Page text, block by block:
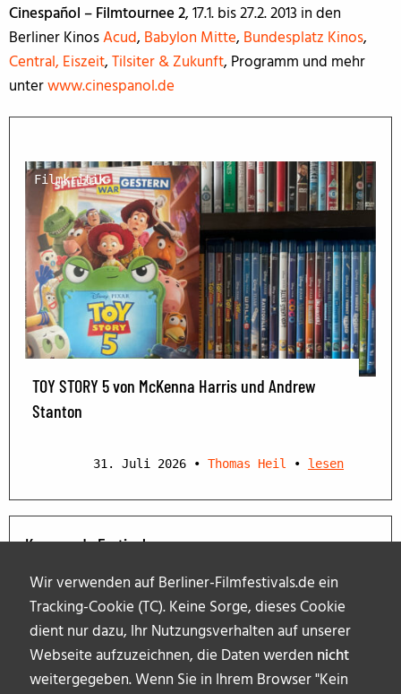
Wir verwenden auf Berliner-Filmfestivals.de ein
Tracking-Cookie (TC). Keine Sorge, dieses Cookie
dient nur dazu, Ihr Nutzungsverhalten auf unserer
Webseite aufzuzeichnen, die Daten werden nicht
weitergegeben. Wenn Sie in Ihrem Browser "Kein
Cinespañol – Filmtournee 2, 17.1. bis 27.2. 2013 in den
Berliner KinosAcud, Babylon Mitte, Bundesplatz Kinos,
Central, Eiszeit,Tilsiter & Zukunft, Programm und mehr
unterwww.cinespanol.de
Filmkritik
TOY STORY 5 von McKenna Harris und Andrew
Stanton
31. Juli 2026 • Thomas Heil • lesen
Kommende Festivals